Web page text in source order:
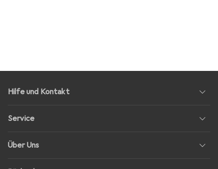
Hilfe und Kontakt
Service
Über Uns